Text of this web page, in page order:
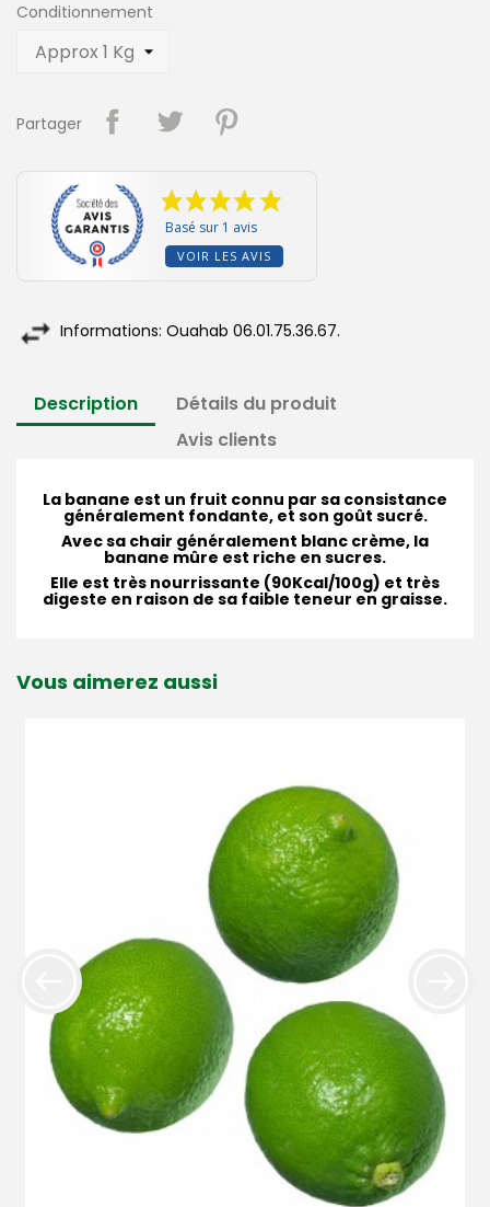
Conditionnement
Partager
Basé sur 1 avis
VOIR LES AVIS
Informations: Ouahab 06.01.75.36.67.
Description
Détails du produit
Avis clients
La banane est un fruit connu par sa consistance
généralement fondante, et son goût sucré.
Avec sa chair généralement blanc crème, la
banane mûre est riche en sucres.
Elle est très nourrissante (90Kcal/100g) et très
digeste en raison de sa faible teneur en graisse.
Vous aimerez aussi